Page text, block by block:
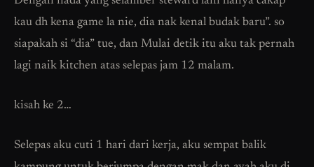
kau dh kena game la nie, dia nak kenal budak baru”. so
siapakah si “dia” tue, dan Mulai detik itu aku tak pernah
lagi naik kitchen atas selepas jam 12 malam.
kisah ke 2…
Selepas aku cuti 1 hari dari kerja, aku sempat balik